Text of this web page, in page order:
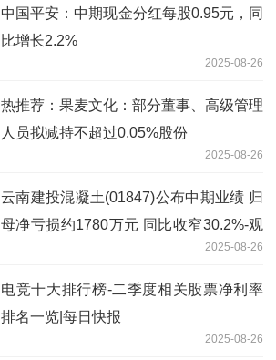
中国平安：中期现金分红每股0.95元，同
比增长2.2%
2025-08-26
热推荐：果麦文化：部分董事、高级管理
人员拟减持不超过0.05%股份
2025-08-26
云南建投混凝土(01847)公布中期业绩 归
母净亏损约1780万元 同比收窄30.2%-观
2025-08-26
电竞十大排行榜-二季度相关股票净利率
排名一览|每日快报
2025-08-26